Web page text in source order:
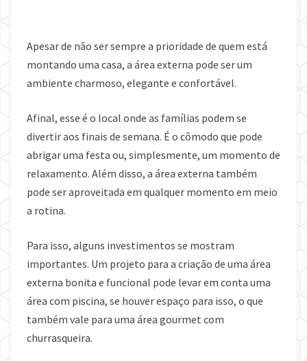
Apesar de não ser sempre a prioridade de quem está
montando uma casa, a área externa pode ser um
ambiente charmoso, elegante e confortável.
Afinal, esse é o local onde as famílias podem se
divertir aos finais de semana. É o cômodo que pode
abrigar uma festa ou, simplesmente, um momento de
relaxamento. Além disso, a área externa também
pode ser aproveitada em qualquer momento em meio
a rotina.
Para isso, alguns investimentos se mostram
importantes. Um projeto para a criação de uma área
externa bonita e funcional pode levar em conta uma
área com piscina, se houver espaço para isso, o que
também vale para uma área gourmet com
churrasqueira.